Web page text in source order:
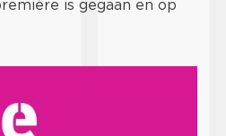
is gegaan en op